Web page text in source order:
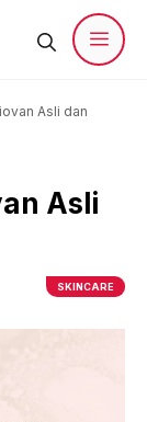
Asli dan
Asli
SKINCARE